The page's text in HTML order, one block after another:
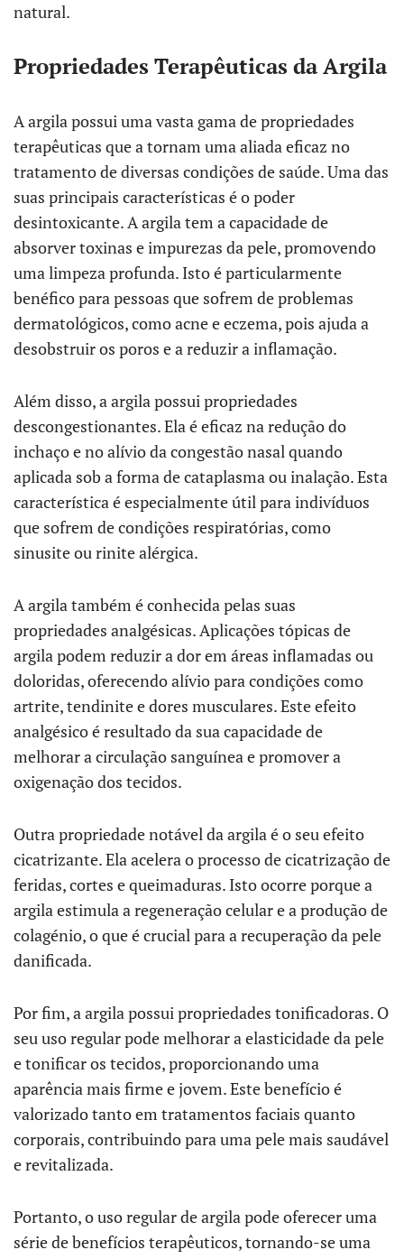
natural.
Propriedades Terapêuticas da Argila
A argila possui uma vasta gama de propriedades
terapêuticas que a tornam uma aliada eficaz no
tratamento de diversas condições de saúde. Uma das
suas principais características é o poder
desintoxicante. A argila tem a capacidade de
absorver toxinas e impurezas da pele, promovendo
uma limpeza profunda. Isto é particularmente
benéfico para pessoas que sofrem de problemas
dermatológicos, como acne e eczema, pois ajuda a
desobstruir os poros e a reduzir a inflamação.
Além disso, a argila possui propriedades
descongestionantes. Ela é eficaz na redução do
inchaço e no alívio da congestão nasal quando
aplicada sob a forma de cataplasma ou inalação. Esta
característica é especialmente útil para indivíduos
que sofrem de condições respiratórias, como
sinusite ou rinite alérgica.
A argila também é conhecida pelas suas
propriedades analgésicas. Aplicações tópicas de
argila podem reduzir a dor em áreas inflamadas ou
doloridas, oferecendo alívio para condições como
artrite, tendinite e dores musculares. Este efeito
analgésico é resultado da sua capacidade de
melhorar a circulação sanguínea e promover a
oxigenação dos tecidos.
Outra propriedade notável da argila é o seu efeito
cicatrizante. Ela acelera o processo de cicatrização de
feridas, cortes e queimaduras. Isto ocorre porque a
argila estimula a regeneração celular e a produção de
colagénio, o que é crucial para a recuperação da pele
danificada.
Por fim, a argila possui propriedades tonificadoras. O
seu uso regular pode melhorar a elasticidade da pele
e tonificar os tecidos, proporcionando uma
aparência mais firme e jovem. Este benefício é
valorizado tanto em tratamentos faciais quanto
corporais, contribuindo para uma pele mais saudável
e revitalizada.
Portanto, o uso regular de argila pode oferecer uma
série de benefícios terapêuticos, tornando-se uma